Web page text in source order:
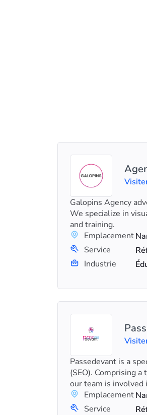
Galopins Agency
We specialize in
and training.
Emplacement
Service
Industrie
Passedevant is a
(SEO). Comprising
our team is involved
Emplacement
Service